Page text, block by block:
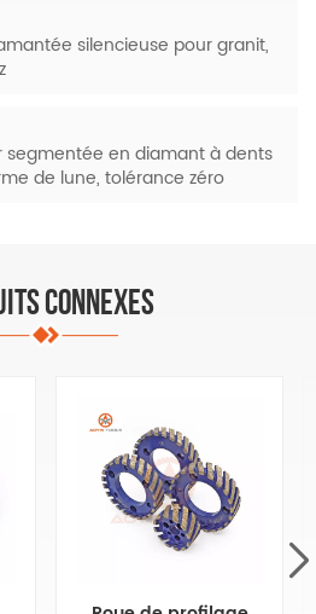
silencieuse pour granit,
segmentée en diamant à dents
de lune, tolérance zéro
CONNEXES